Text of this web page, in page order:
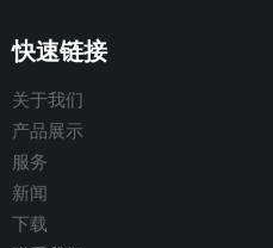
快速链接
关于我们
产品展示
服务
新闻
下载